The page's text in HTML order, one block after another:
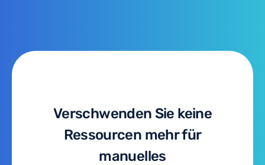
Verschwenden Sie keine
Ressourcen mehr für
manuelles